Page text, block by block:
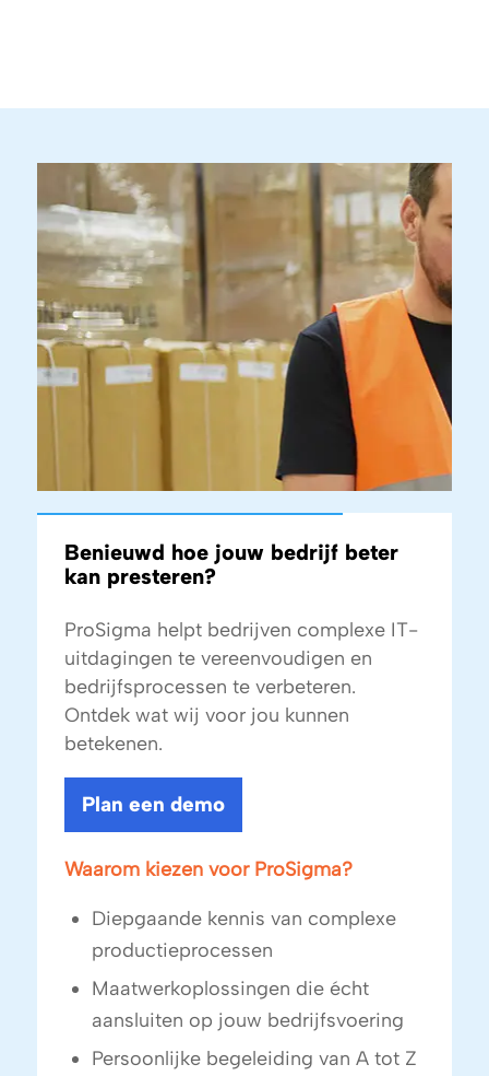
Benieuwd hoe jouw bedrijf beter
kan presteren?
ProSigma helpt bedrijven complexe IT-
uitdagingen te vereenvoudigen en
bedrijfsprocessen te verbeteren.
Ontdek wat wij voor jou kunnen
betekenen.
Plan een demo
Waarom kiezen voor ProSigma?
Diepgaande kennis van complexe
productieprocessen
Maatwerkoplossingen die écht
aansluiten op jouw bedrijfsvoering
Persoonlijke begeleiding van A tot Z